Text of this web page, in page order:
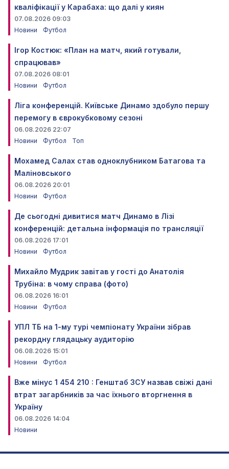
кваліфікації у Карабаха: що далі у киян
07.08.2026 09:03
Новини
Футбол
Ігор Костюк: «План на матч, який готували,
спрацював»
07.08.2026 08:01
Новини
Футбол
Ліга конференцій. Київське Динамо здобуло першу
перемогу в єврокубковому сезоні
06.08.2026 22:07
Новини
Футбол Топ
Мохамед Салах став одноклубником Батагова та
Маліновського
06.08.2026 20:01
Новини
Футбол
Де сьогодні дивитися матч Динамо в Лізі
конференцій: детальна інформація по трансляції
06.08.2026 17:01
Новини
Футбол
Михайло Мудрик завітав у гості до Анатолія
Трубіна: в чому справа (фото)
06.08.2026 16:01
Новини
Футбол
УПЛ ТБ на 1-му турі чемпіонату України зібрав
рекордну глядацьку аудиторію
06.08.2026 15:01
Новини
Футбол
Вже мінус 1 454 210 : Генштаб ЗСУ назвав свіжі дані
втрат загарбників за час їхнього вторгнення в
Україну
06.08.2026 14:04
Новини